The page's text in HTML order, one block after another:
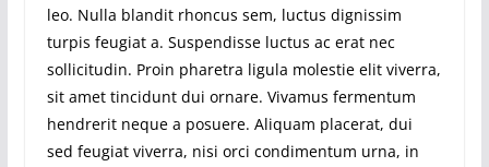
leo. Nulla blandit rhoncus sem, luctus dignissim
turpis feugiat a. Suspendisse luctus ac erat nec
sollicitudin. Proin pharetra ligula molestie elit viverra,
sit amet tincidunt dui ornare. Vivamus fermentum
hendrerit neque a posuere. Aliquam placerat, dui
sed feugiat viverra, nisi orci condimentum urna, in